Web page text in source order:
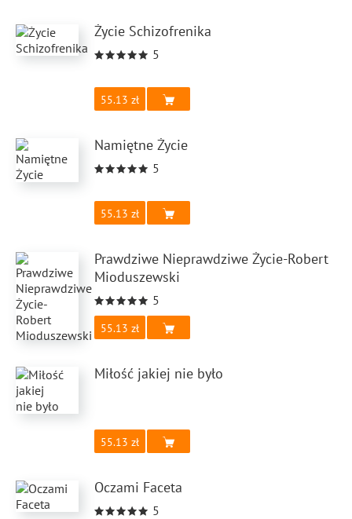
Życie Schizofrenika
5
55.13
Namiętne Życie
5
55.13
Prawdziwe Nieprawdziwe Życie-Robert
Mioduszewski
5
55.13
Miłość jakiej nie było
55.13
Oczami Faceta
5